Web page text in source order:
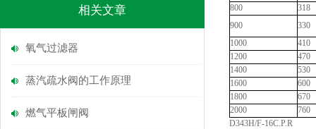
相关文章
氧气过滤器
蒸汽疏水阀的工作原理
燃气平板闸阀
800
318
900
330
1000
410
1200
470
1400
530
1600
600
1800
670
2000
760
D343H/F-16C.P.R